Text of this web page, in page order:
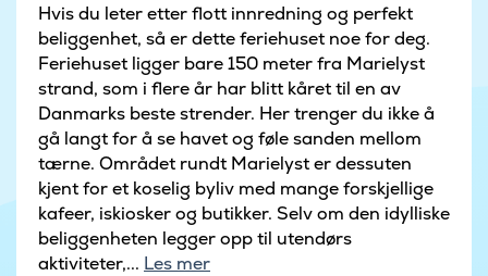
Hvis du leter etter flott innredning og perfekt
beliggenhet, så er dette feriehuset noe for deg.
Feriehuset ligger bare 150 meter fra Marielyst
strand, som i flere år har blitt kåret til en av
Danmarks beste strender. Her trenger du ikke å
gå langt for å se havet og føle sanden mellom
tærne. Området rundt Marielyst er dessuten
kjent for et koselig byliv med mange forskjellige
kafeer, iskiosker og butikker. Selv om den idylliske
beliggenheten legger opp til utendørs
aktiviteter,... Les mer